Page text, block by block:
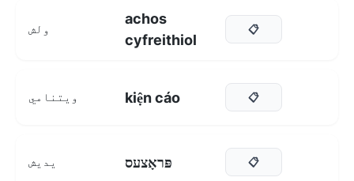
ولش
achos
cyfreithiol
📋
ویتنامي kiện cáo 📋
یدیش פּראָצעס 📋